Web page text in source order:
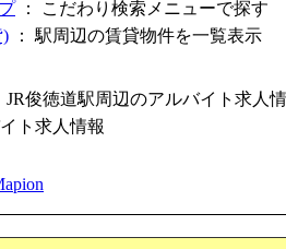
： こだわり検索メニューで探す
) ： 駅周辺の賃貸物件を一覧表示
JR俊徳道駅周辺のアルバイト求人
ト求人情報